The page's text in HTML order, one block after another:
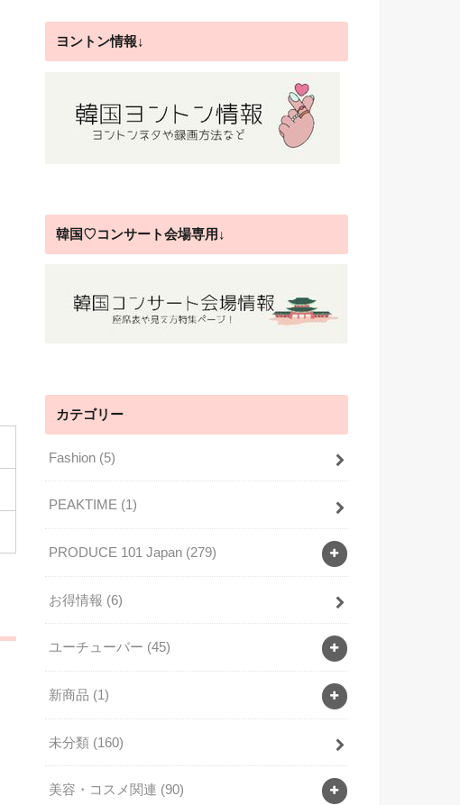
ヨントン情報↓
韓国♡コンサート会場専用↓
カテゴリー
Fashion (5)
PEAKTIME (1)
PRODUCE 101 Japan (279)
お得情報 (6)
ユーチューバー (45)
新商品 (1)
未分類 (160)
美容・コスメ関連 (90)